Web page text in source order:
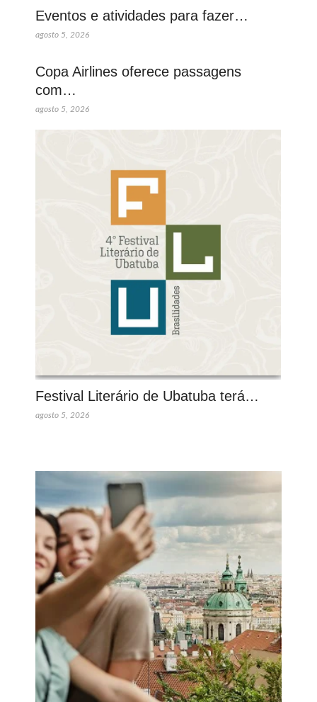
Eventos e atividades para fazer…
agosto 5, 2026
Copa Airlines oferece passagens
com…
agosto 5, 2026
Festival Literário de Ubatuba terá…
agosto 5, 2026